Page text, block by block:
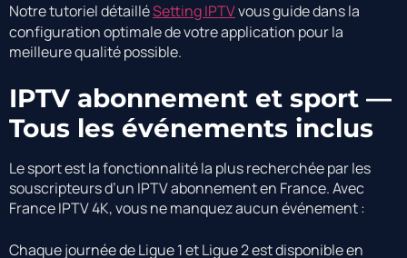
Notre tutoriel détailléSetting IPTVvous guide dans la
configuration optimale de votre application pour la
meilleure qualité possible.
IPTV abonnement et sport —
Tous les événements inclus
Le sport est la fonctionnalité la plus recherchée par les
souscripteurs d’un IPTV abonnement en France. Avec
France IPTV 4K, vous ne manquez aucun événement :
Chaque journée de Ligue 1 et Ligue 2 est disponible en